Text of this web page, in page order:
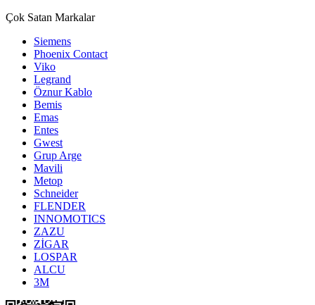
Çok Satan Markalar
Siemens
Phoenix Contact
Viko
Legrand
Öznur Kablo
Bemis
Emas
Entes
Gwest
Grup Arge
Mavili
Metop
Schneider
FLENDER
INNOMOTICS
ZAZU
ZİGAR
LOSPAR
ALCU
3M